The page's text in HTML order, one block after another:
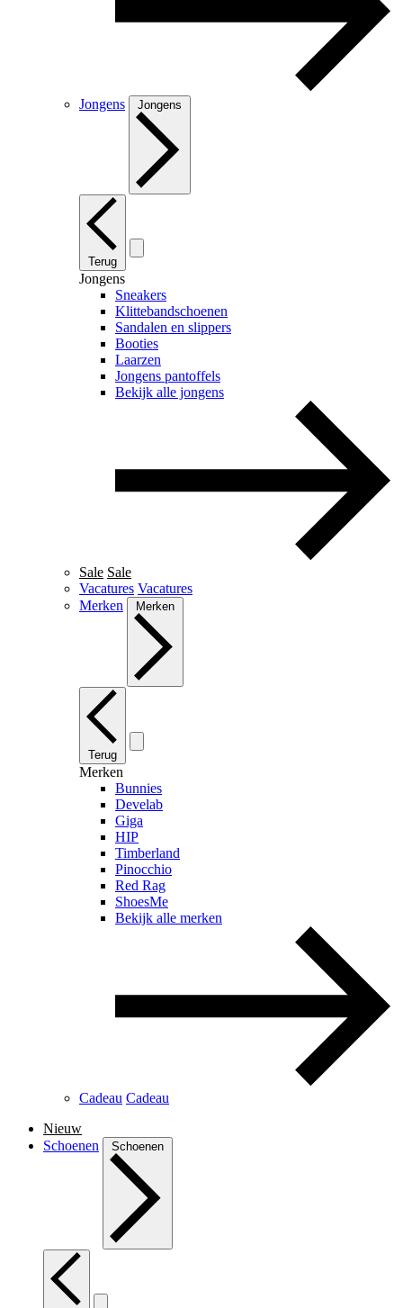
Jongens Jongens
Terug
Jongens
Sneakers
Klittebandschoenen
Sandalen en slippers
Booties
Laarzen
Jongens pantoffels
Bekijk alle jongens
Sale Sale
Vacatures Vacatures
Merken
Merken
Terug
Merken
Bunnies
Develab
Giga
HIP
Timberland
Pinocchio
Red Rag
ShoesMe
Bekijk alle merken
Cadeau Cadeau
Nieuw
Schoenen
Schoenen